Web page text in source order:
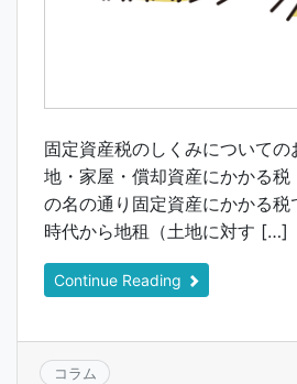
固定資産税のしくみについて
地・家屋・償却資産にかかる
の名の通り固定資産にかかる
時代から地租（土地に対す […]
Continue Reading
コラム